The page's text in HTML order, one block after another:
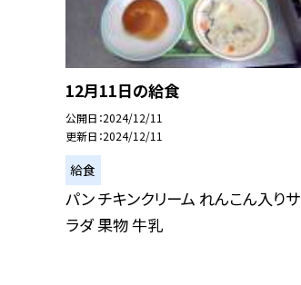
12月11日の給食
公開日 2024/12/11
更新日 2024/12/11
給食
パン チキンクリーム れんこん入りサ
ラダ 果物 牛乳